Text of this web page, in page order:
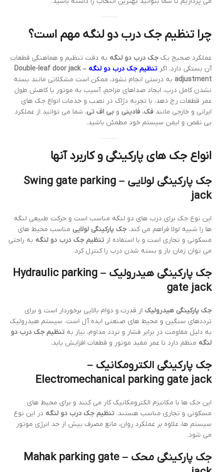
چرا تنظیم جک درب دو لنگه مهم است؟
عملکرد صحیح یک جک درب دو لنگه به دقت تنظیم و هماهنگی قطعات
آن بستگی دارد. اگر تنظیم جک درب دو لنگه
– Double-leaf door jack
adjustment به درستی انجام نشود، ممکن است مشکلاتی مانند بسته
نشدن کامل درب، ایجاد صداهای مزاحم، آسیب به موتور یا کاهش طول
عمر قطعات رخ دهد. با تجربه دژاک در نصب و خدمات انواع جک های
ایرانی و خارجی مانند فک، فادینی و بی اف تی، شما می توانید از عملکرد
بی نقص و ایمن سیستم خود مطمئن باشید.
انواع جک های پارکینگی و کاربرد آنها
جک پارکینگی لولایی – Swing gate parking
jack
این نوع جک برای درب های دو لنگه مناسب است و حرکت طبیعی لنگه
ها را شبیه لولا فراهم می کند. جک پارکینگی لولایی مناسب محیط های
مسکونی و تجاری است و با استفاده از تنظیم جک درب دو لنگه به راحتی
می توان زمان باز و بسته شدن درب را کنترل کرد.
جک پارکینگی هیدرولیک – Hydraulic parking
gate jack
جک پارکینگی هیدرولیک از قدرت و دوام بالایی برخوردار است و برای
ترددهای سنگین و محیط های صنعتی ایده آل است. سیستم هیدرولیک
به دلیل مقاومت در برابر فشار و تردد مداوم، نیاز به تنظیم جک درب دو
لنگه منظم دارد تا عمر مفید موتور و قطعات افزایش یابد.
جک پارکینگی الکترومکانیک –
Electromechanical parking gate jack
این جک ها با مکانیزم الکترومکانیک کار می کنند و برای محیط های
مسکونی و تجاری مناسب هستند. تنظیم جک درب دو لنگه در این نوع
سیستم ها، علاوه بر عملکرد روان، مانع مصرف بیش از حد انرژی موتور
می شود.
جک پارکینگی محک – Mahak parking gate